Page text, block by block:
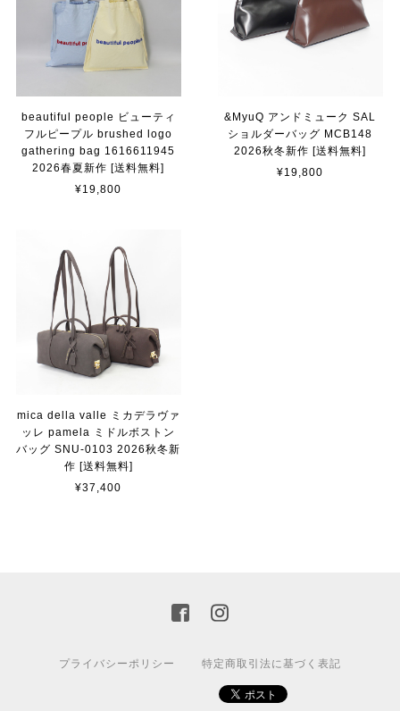
beautiful people ビューティ
フルピープル brushed logo
gathering bag 1616611945
2026春夏新作 [送料無料]
¥19,800
&MyuQ アンドミューク SAL
ショルダーバッグ MCB148
2026秋冬新作 [送料無料]
¥19,800
mica della valle ミカデラヴァ
ッレ pamela ミドルボストン
バッグ SNU-0103 2026秋冬新
作 [送料無料]
¥37,400
プライバシーポリシー 特定商取引法に基づく表記